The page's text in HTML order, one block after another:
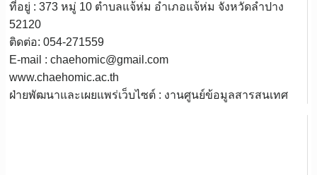
ที่อยู่ : 373 หมู่ 10 ตำบลแจ้ห่ม อำเภอแจ้ห่ม จังหวัดลำปาง
52120
ติดต่อ: 054-271559
E-mail : chaehomic@gmail.com
www.chaehomic.ac.th
ฝ่ายพัฒนาและเผยแพร่เว็บไซต์ : งานศูนย์ข้อมูลสารสนเทศ